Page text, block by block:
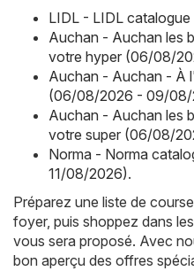
LIDL - LIDL
Auchan - Auchan les
votre hyper (06/08/
Auchan - Auchan - À
(06/08/2026 - 09/08/
Auchan - Auchan les
votre super (06/08/
Norma - Norma
11/08/2026).
Préparez une liste de
foyer, puis shoppez dans
vous sera proposé. Avec
bon aperçu des offres